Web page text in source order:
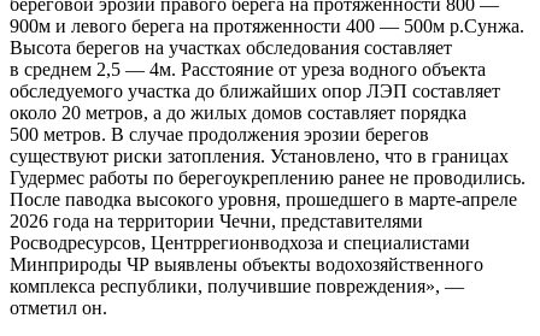
900м и левого берега на протяженности 400 — 500м р.Сунжа.
Высота берегов на участках обследования составляет
в среднем 2,5 — 4м. Расстояние от уреза водного объекта
обследуемого участка до ближайших опор ЛЭП составляет
около 20 метров, а до жилых домов составляет порядка
500 метров. В случае продолжения эрозии берегов
существуют риски затопления. Установлено, что в границах
Гудермес работы по берегоукреплению ранее не проводились.
После паводка высокого уровня, прошедшего в марте-апреле
2026 года на территории Чечни, представителями
Росводресурсов, Центррегионводхоза и специалистами
Минприроды ЧР выявлены объекты водохозяйственного
комплекса республики, получившие повреждения», —
отметил он.